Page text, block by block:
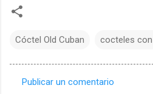
Cóctel Old Cuban cocteles
Publicar un comentario